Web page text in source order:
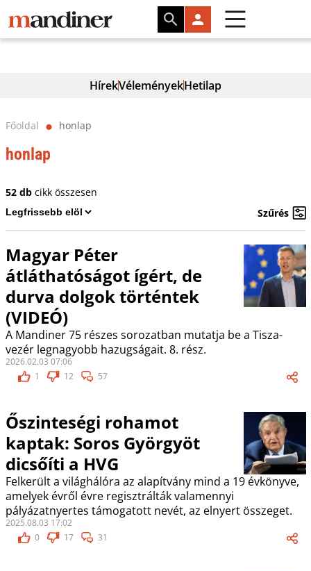
HírekVéleményekHetilap
Főoldal ⬤ honlap
honlap
52 dbcikk összesen
Szűrés
Magyar Péter
átláthatóságot ígért, de
durva dolgok történtek
(VIDEÓ)
A Mandiner 75 részes sorozatban mutatja be a Tisza-
vezér legnagyobb hazugságait. 8. rész.
2026.02.03 07:06
1
12 57
Őszinteségi rohamot
kaptak: Soros Györgyöt
dicsőíti a HVG
Felkerült a világhálóra az alapítvány mind a 19 évkönyve,
amelyek évről évre regisztrálták valamennyi
pályázatnyertes támogatott nevét, az elnyert összeget.
2025.08.03 17:02
0
17 31